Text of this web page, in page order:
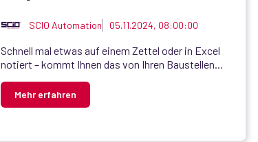
SCIO Automation 05.11.2024, 08:00:00
Schnell mal etwas auf einem Zettel oder in Excel
notiert – kommt Ihnen das von Ihren Baustellen...
Mehr erfahren